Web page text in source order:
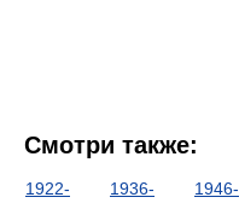
Смотри также:
1922-
1936-
1946-